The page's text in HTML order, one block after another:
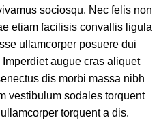
sociosqu. Nec felis non
etiam facilisis convallis ligula
ullamcorper posuere dui
augue cras aliquet
dis morbi massa nibh
vestibulum sodales torquent
torquent a dis.